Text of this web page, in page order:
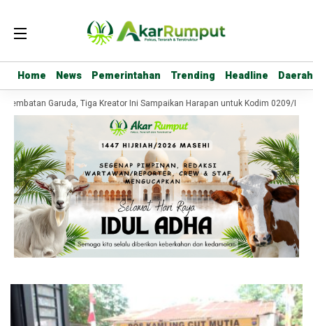
Home News Pemerintahan Trending Headline Daerah
Home News Pemerintahan Trending Headline Daerah
Garuda, Tiga Kreator Ini Sampaikan Harapan untuk Kodim 0209/